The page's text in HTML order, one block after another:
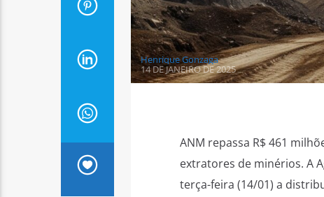
Henrique Gonzaga
14 DE JANEIRO DE 2025
ANM repassa R$ 461
extratores de minérios. A
terça-feira (14/01) a